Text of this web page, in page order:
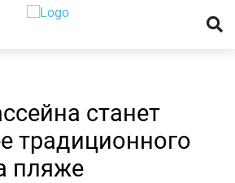
станет
традиционного
пляже